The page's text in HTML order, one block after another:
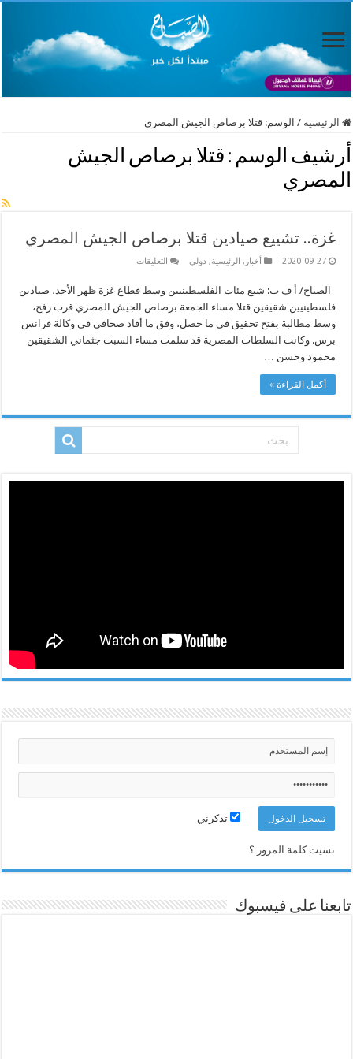
الرئيسية / الوسم:قتلا برصاص الجيش المصري
أرشيف الوسم : قتلا برصاص الجيش
المصري
غزة.. تشييع صيادين قتلا برصاص الجيش المصري
2020-09-27 أخبار , الرئيسية, دولي التعليقات
صيادين
برصاص
الجيش
مغلقة
الصباح/ أ ف ب: شيع مئات الفلسطينيين وسط قطاع غزة ظهر الأحد، صيادين
فلسطينيين شقيقين قتلا مساء الجمعة برصاص الجيش المصري قرب رفح،
وسط مطالبة بفتح تحقيق في ما حصل، وفق ما أفاد صحافي في وكالة فرانس
برس. وكانت السلطات المصرية قد سلمت مساء السبت جثماني الشقيقين
محمود وحسن …
أكمل القراءة »
تذكرني
نسيت كلمة المرور ؟
تابعنا على فيسبوك